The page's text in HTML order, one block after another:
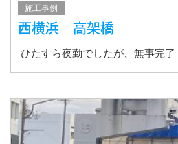
施工事例
西横浜 高架橋
ひたすら夜勤でしたが、無事完了